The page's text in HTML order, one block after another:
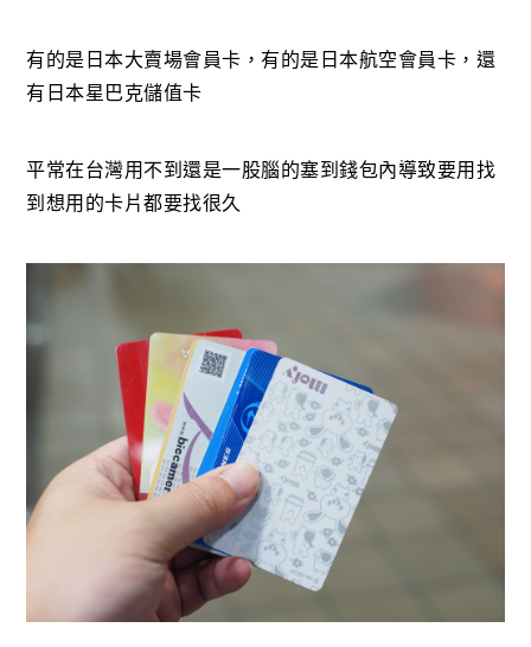
有的是日本大賣場會員卡，有的是日本航空會員卡，還
有日本星巴克儲值卡
平常在台灣用不到還是一股腦的塞到錢包內導致要用找
到想用的卡片都要找很久